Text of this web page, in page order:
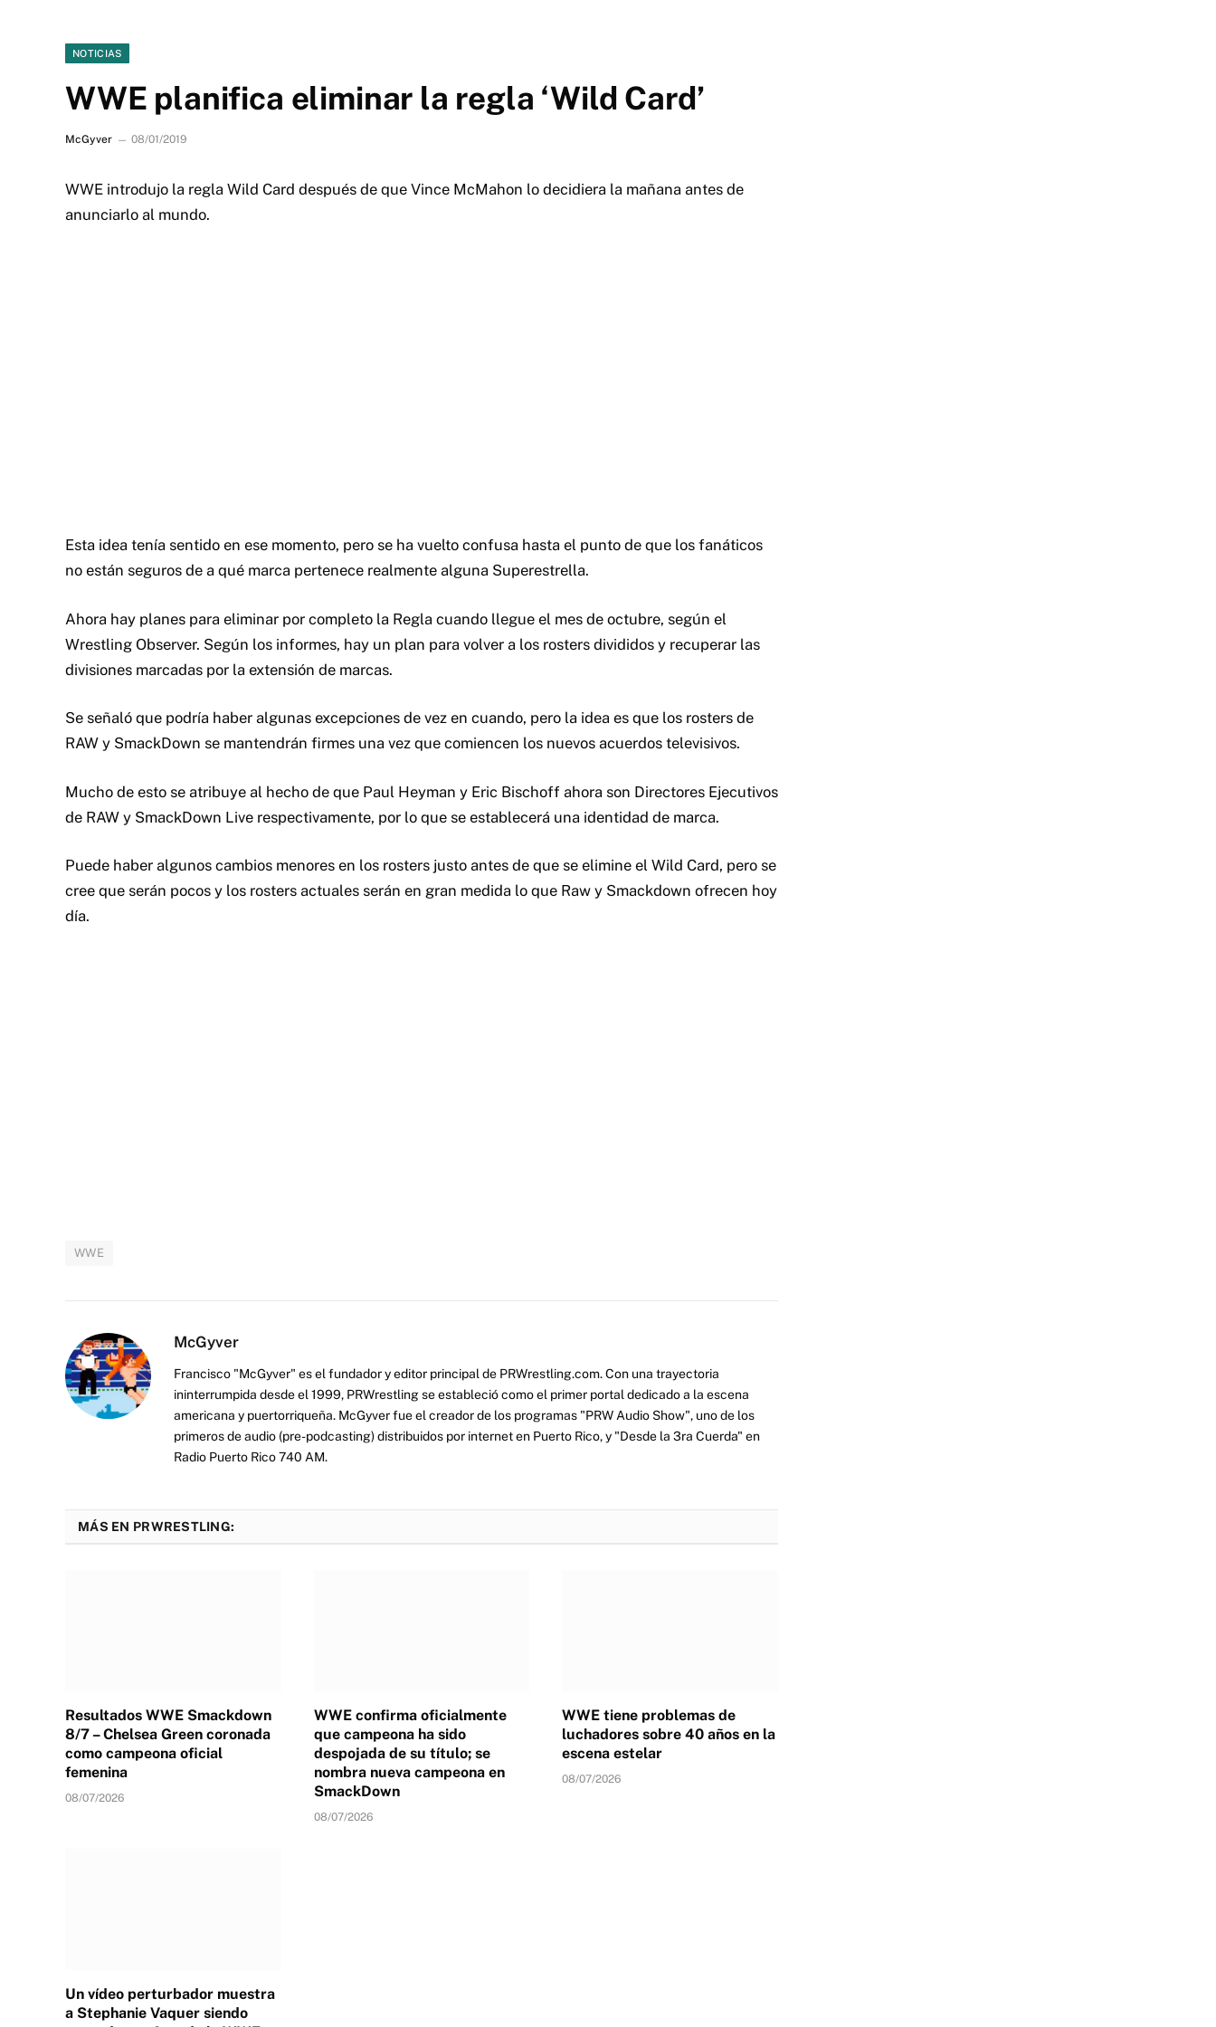
NOTICIAS
WWE planifica eliminar la regla ‘Wild Card’
McGyver 08/01/2019
WWE introdujo la regla Wild Card después de que Vince McMahon lo decidiera la mañana antes de
anunciarlo al mundo.
Esta idea tenía sentido en ese momento, pero se ha vuelto confusa hasta el punto de que los fanáticos
no están seguros de a qué marca pertenece realmente alguna Superestrella.
Ahora hay planes para eliminar por completo la Regla cuando llegue el mes de octubre, según el
Wrestling Observer. Según los informes, hay un plan para volver a los rosters divididos y recuperar las
divisiones marcadas por la extensión de marcas.
Se señaló que podría haber algunas excepciones de vez en cuando, pero la idea es que los rosters de
RAW y SmackDown se mantendrán firmes una vez que comiencen los nuevos acuerdos televisivos.
Mucho de esto se atribuye al hecho de que Paul Heyman y Eric Bischoff ahora son Directores Ejecutivos
de RAW y SmackDown Live respectivamente, por lo que se establecerá una identidad de marca.
Puede haber algunos cambios menores en los rosters justo antes de que se elimine el Wild Card, pero se
cree que serán pocos y los rosters actuales serán en gran medida lo que Raw y Smackdown ofrecen hoy
día.
WWE
McGyver
Francisco "McGyver" es el fundador y editor principal de PRWrestling.com. Con una trayectoria
ininterrumpida desde el 1999, PRWrestling se estableció como el primer portal dedicado a la escena
americana y puertorriqueña. McGyver fue el creador de los programas "PRW Audio Show", uno de los
primeros de audio (pre-podcasting) distribuidos por internet en Puerto Rico, y "Desde la 3ra Cuerda" en
Radio Puerto Rico 740 AM.
MÁS EN PRWRESTLING:
Resultados WWE Smackdown
8/7 – Chelsea Green coronada
como campeona oficial
femenina
08/07/2026
WWE confirma oficialmente
que campeona ha sido
despojada de su título; se
nombra nueva campeona en
SmackDown
08/07/2026
WWE tiene problemas de
luchadores sobre 40 años en la
escena estelar
08/07/2026
Un vídeo perturbador muestra
a Stephanie Vaquer siendo